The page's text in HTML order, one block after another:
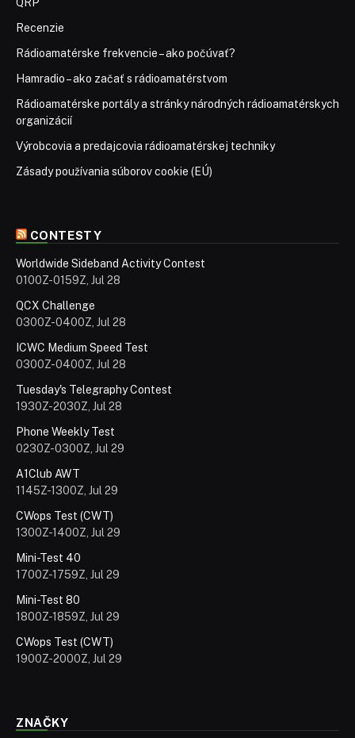
Recenzie
Rádioamatérske frekvencie – ako počúvať?
Hamradio – ako začať s rádioamatérstvom
Rádioamatérske portály a stránky národných rádioamatérskych
organizácií
Výrobcovia a predajcovia rádioamatérskej techniky
Zásady používania súborov cookie (EÚ)
CONTESTY
Worldwide Sideband Activity Contest
0100Z-0159Z, Jul 28
QCX Challenge
0300Z-0400Z, Jul 28
ICWC Medium Speed Test
0300Z-0400Z, Jul 28
Tuesday's Telegraphy Contest
1930Z-2030Z, Jul 28
Phone Weekly Test
0230Z-0300Z, Jul 29
A1Club AWT
1145Z-1300Z, Jul 29
CWops Test (CWT)
1300Z-1400Z, Jul 29
Mini-Test 40
1700Z-1759Z, Jul 29
Mini-Test 80
1800Z-1859Z, Jul 29
CWops Test (CWT)
1900Z-2000Z, Jul 29
ZNAČKY